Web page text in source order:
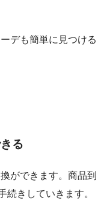
デも簡単に見つける
る
ができます。商品到
続きしていきます。